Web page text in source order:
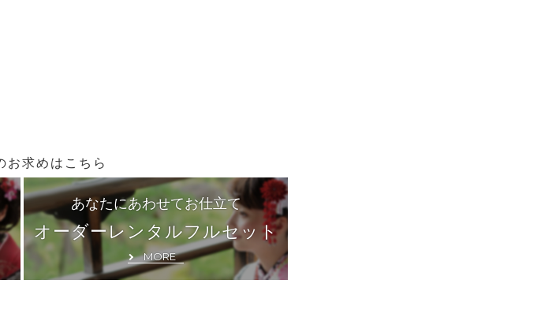
お求めはこちら
あなたにあわせてお仕立て
オーダーレンタルフルセット
MORE